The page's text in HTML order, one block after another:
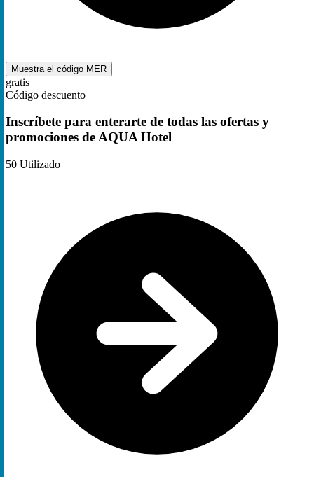
Muestra el código MER
gratis
Código descuento
Inscríbete para enterarte de todas las ofertas y
promociones de AQUA Hotel
50 Utilizado